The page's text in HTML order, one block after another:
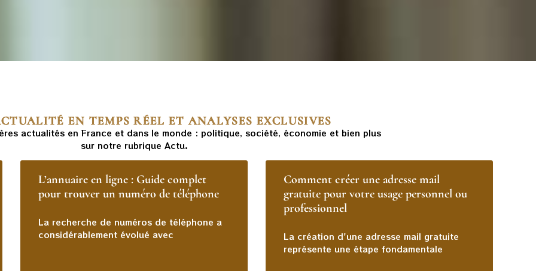
EN TEMPS RÉEL ET ANALYSES EXCLUSIVES
actualités en France et dans le monde : politique, société, économie et bien plus
sur notre rubrique Actu.
L’annuaire en ligne : Guide complet
pour trouver un numéro de téléphone
La recherche de numéros de téléphone a
considérablement évolué avec
Comment créer une adresse mail
gratuite pour votre usage personnel ou
professionnel
La création d'une adresse mail gratuite
représente une étape fondamentale